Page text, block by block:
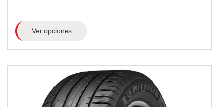
Ver opciones